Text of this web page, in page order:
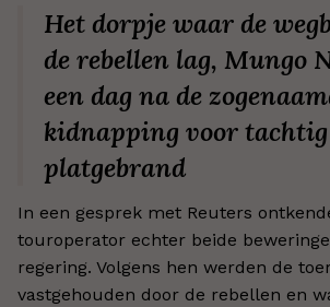
Het dorpje waar de
de rebellen lag, Mungo
een dag na de
kidnapping voor
platgebrand
In een gesprek met Reuters
touroperator echter beide
regering. Volgens hen werden de
vastgehouden door de rebellen en